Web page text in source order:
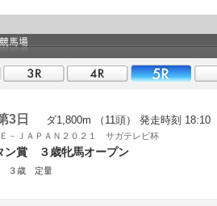
3日 ダ1,800m （11頭） 発走時刻 18:10
－ＪＡＰＡＮ２０２１ サガテレビ杯
ン賞 ３歳牝馬オープン
３歳 定量